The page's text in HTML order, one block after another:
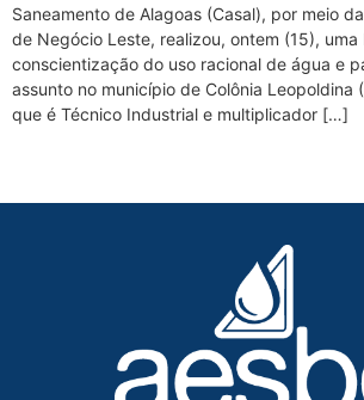
Saneamento de Alagoas (Casal), por meio
de Negócio Leste, realizou, ontem (15),
conscientização do uso racional de água e
assunto no município de Colônia Leopoldina
que é Técnico Industrial e multiplicador […]